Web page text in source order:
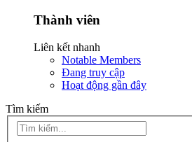
Thành viên
Liên kết nhanh
Notable Members
Đang truy cập
Hoạt động gần đây
Tìm kiếm